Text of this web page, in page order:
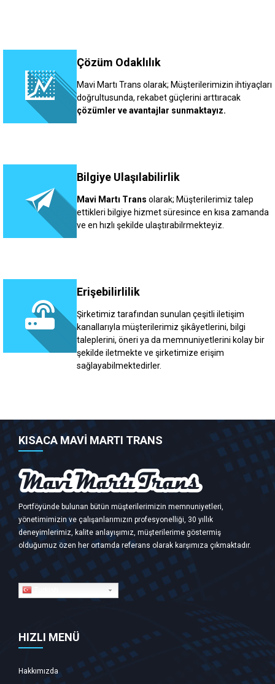
Çözüm Odaklılık
Mavi Martı Trans olarak; Müşterilerimizin ihtiyaçları
doğrultusunda, rekabet güçlerini arttıracak
çözümler ve avantajlar sunmaktayız.
Bilgiye Ulaşılabilirlik
Mavi Martı Trans olarak; Müşterilerimiz talep
ettikleri bilgiye hizmet süresince en kısa zamanda
ve en hızlı şekilde ulaştırabilrmekteyiz.
Erişebilirlilik
Şirketimiz tarafından sunulan çeşitli iletişim
kanallarıyla müşterilerimiz şikâyetlerini, bilgi
taleplerini, öneri ya da memnuniyetlerini kolay bir
şekilde iletmekte ve şirketimize erişim
sağlayabilmektedirler.
KISACA MAVİ MARTI TRANS
Portföyünde bulunan bütün müşterilerimizin memnuniyetleri,
yönetimimizin ve çalışanlarımızın profesyonelliği, 30 yıllık
deneyimlerimiz, kalite anlayışımız, müşterilerime göstermiş
olduğumuz özen her ortamda referans olarak karşımıza çıkmaktadır.
HIZLI MENÜ
Hakkımızda